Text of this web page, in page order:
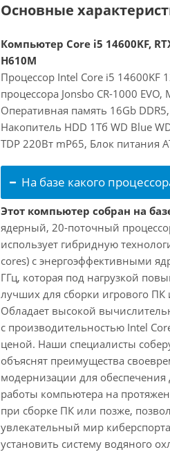
Основные
Компьютер Core i5 14600KF,
H610M
Процессор Intel Core i5 14600KF
процессора Jonsbo CR-1000
Оперативная память 16Gb
Накопитель HDD 1Тб WD Blue
TDP 220Вт mP65, Блок питания
На базе какого
Этот компьютер собран на
ядерный, 20-поточный
использует гибридную
cores) с энергоэффективными
ГГц, которая под нагрузкой
лучших для сборки игрового
Обладает высокой
с производительностью Intel
ценой. Наши специалисты
объяснят преимущества
модернизации для
работы компьютера на
при сборке ПК или позже,
увлекательный мир
установить систему водяного